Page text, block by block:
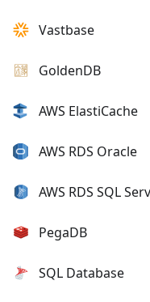
Vastbase
GoldenDB
AWS ElastiCache
AWS RDS Oracle
AWS RDS SQL
PegaDB
SQL Database